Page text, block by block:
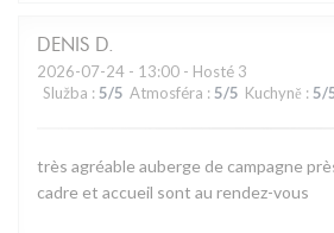
DENIS D
2026-07-24 - 13:00 - Hosté 3
Služba : 5/5 Atmosféra : 5/5 Kuchyně : 5/
très agréable auberge de campagne
cadre et accueil sont au rendez-vous